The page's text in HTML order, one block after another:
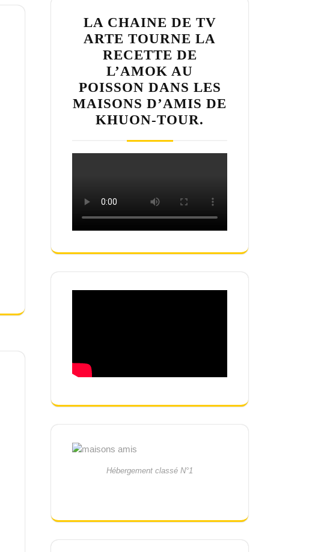
LA CHAINE DE TV
ARTE TOURNE LA
RECETTE DE
L’AMOK AU
POISSON DANS LES
MAISONS D’AMIS DE
KHUON-TOUR.
Hébergement classé N°1